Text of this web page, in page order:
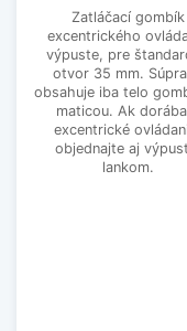
Zatláčací gombík
excentrického
výpuste, pre
otvor 35 mm.
obsahuje iba telo
maticou. Ak
excentrické
objednajte aj
lankom.